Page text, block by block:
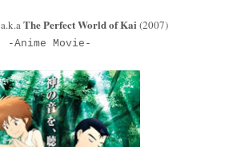
a.k.aThe Perfect World of Kai (2007)
-Anime Movie-